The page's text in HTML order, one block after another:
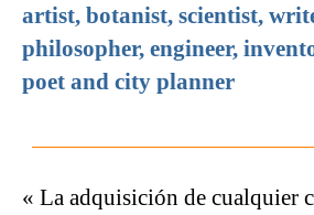
artist, botanist, scientist,
philosopher, engineer,
poet and city planner
« La adquisición de cualquier